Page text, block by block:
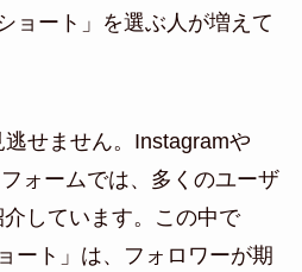
ョート」を選ぶ人が増えて
せません。Instagramや
ォームでは、多くのユーザ
しています。この中で
ート」は、フォロワーが期